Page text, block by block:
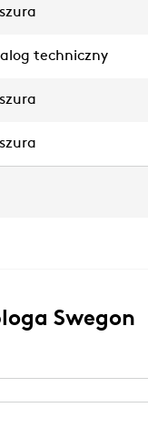
techniczny
Swegon